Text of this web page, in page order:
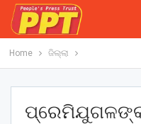
Home ଜିଲ୍ଲା